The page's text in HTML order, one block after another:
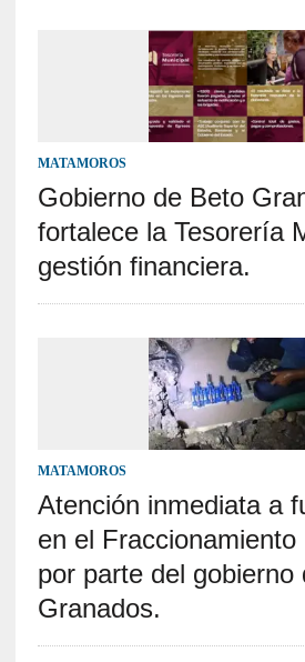
MATAMOROS
Gobierno de Beto
fortalece la Tesorería
gestión financiera.
MATAMOROS
Atención inmediata a
en el Fraccionamiento
por parte del gobierno
Granados.